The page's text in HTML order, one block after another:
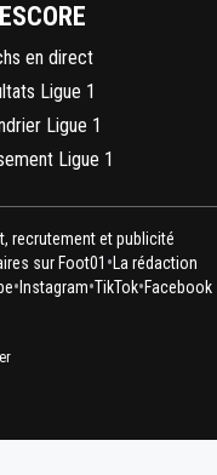
en direct
Ligue 1
Ligue 1
Ligue 1
recrutement et publicité
sur Foot01 •La rédaction
• Instagram•TikTok•Facebook